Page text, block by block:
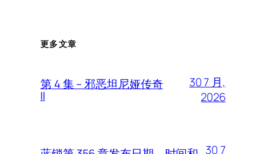
更多文章
第 4 集 – 邪恶坦尼娅传奇
II
30 7 月,
2026
30 7